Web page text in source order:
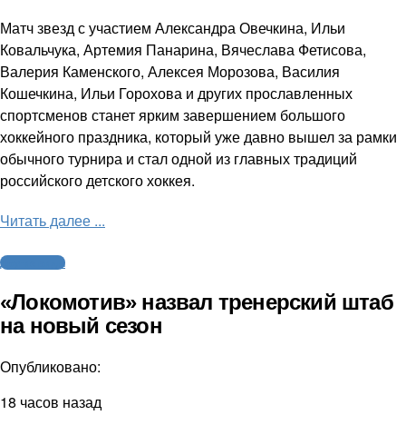
Матч звезд с участием Александра Овечкина, Ильи
Ковальчука, Артемия Панарина, Вячеслава Фетисова,
Валерия Каменского, Алексея Морозова, Василия
Кошечкина, Ильи Горохова и других прославленных
спортсменов станет ярким завершением большого
хоккейного праздника, который уже давно вышел за рамки
обычного турнира и стал одной из главных традиций
российского детского хоккея.
Читать далее ...
Другие виды
«Локомотив» назвал тренерский штаб
на новый сезон
Опубликовано:
18 часов назад